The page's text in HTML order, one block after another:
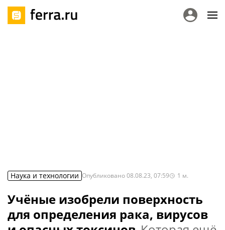
Наука и технологии Опубликовано08.08.23, 07:59 1 м.
Учёные изобрели поверхность
для определения рака, вирусов